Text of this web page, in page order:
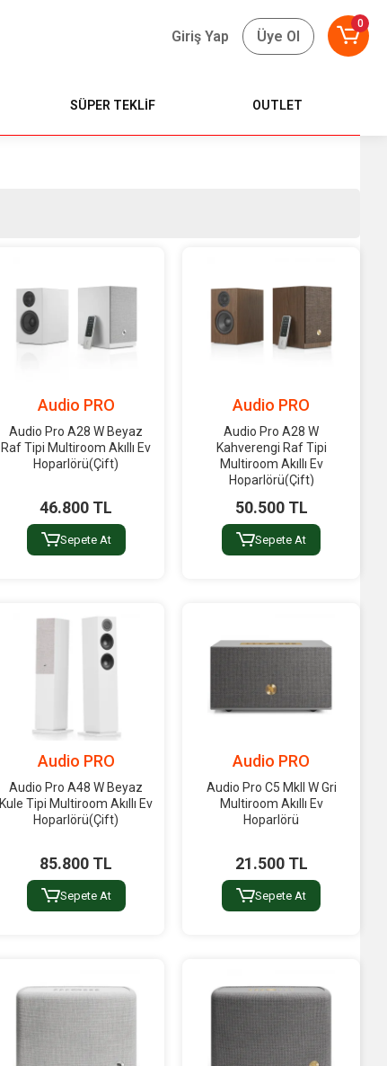
Giriş Yap Üye Ol
0
SÜPER TEKLİF OUTLET
Audio PRO
Audio Pro A28 W Beyaz
Raf Tipi Multiroom Akıllı Ev
Hoparlörü(Çift)
46.800 TL
Sepete At
Audio PRO
Audio Pro A28 W
Kahverengi Raf Tipi
Multiroom Akıllı Ev
Hoparlörü(Çift)
50.500 TL
Sepete At
Audio PRO
Audio Pro A48 W Beyaz
Kule Tipi Multiroom Akıllı Ev
Hoparlörü(Çift)
85.800 TL
Sepete At
Audio PRO
Audio Pro C5 MkII W Gri
Multiroom Akıllı Ev
Hoparlörü
21.500 TL
Sepete At